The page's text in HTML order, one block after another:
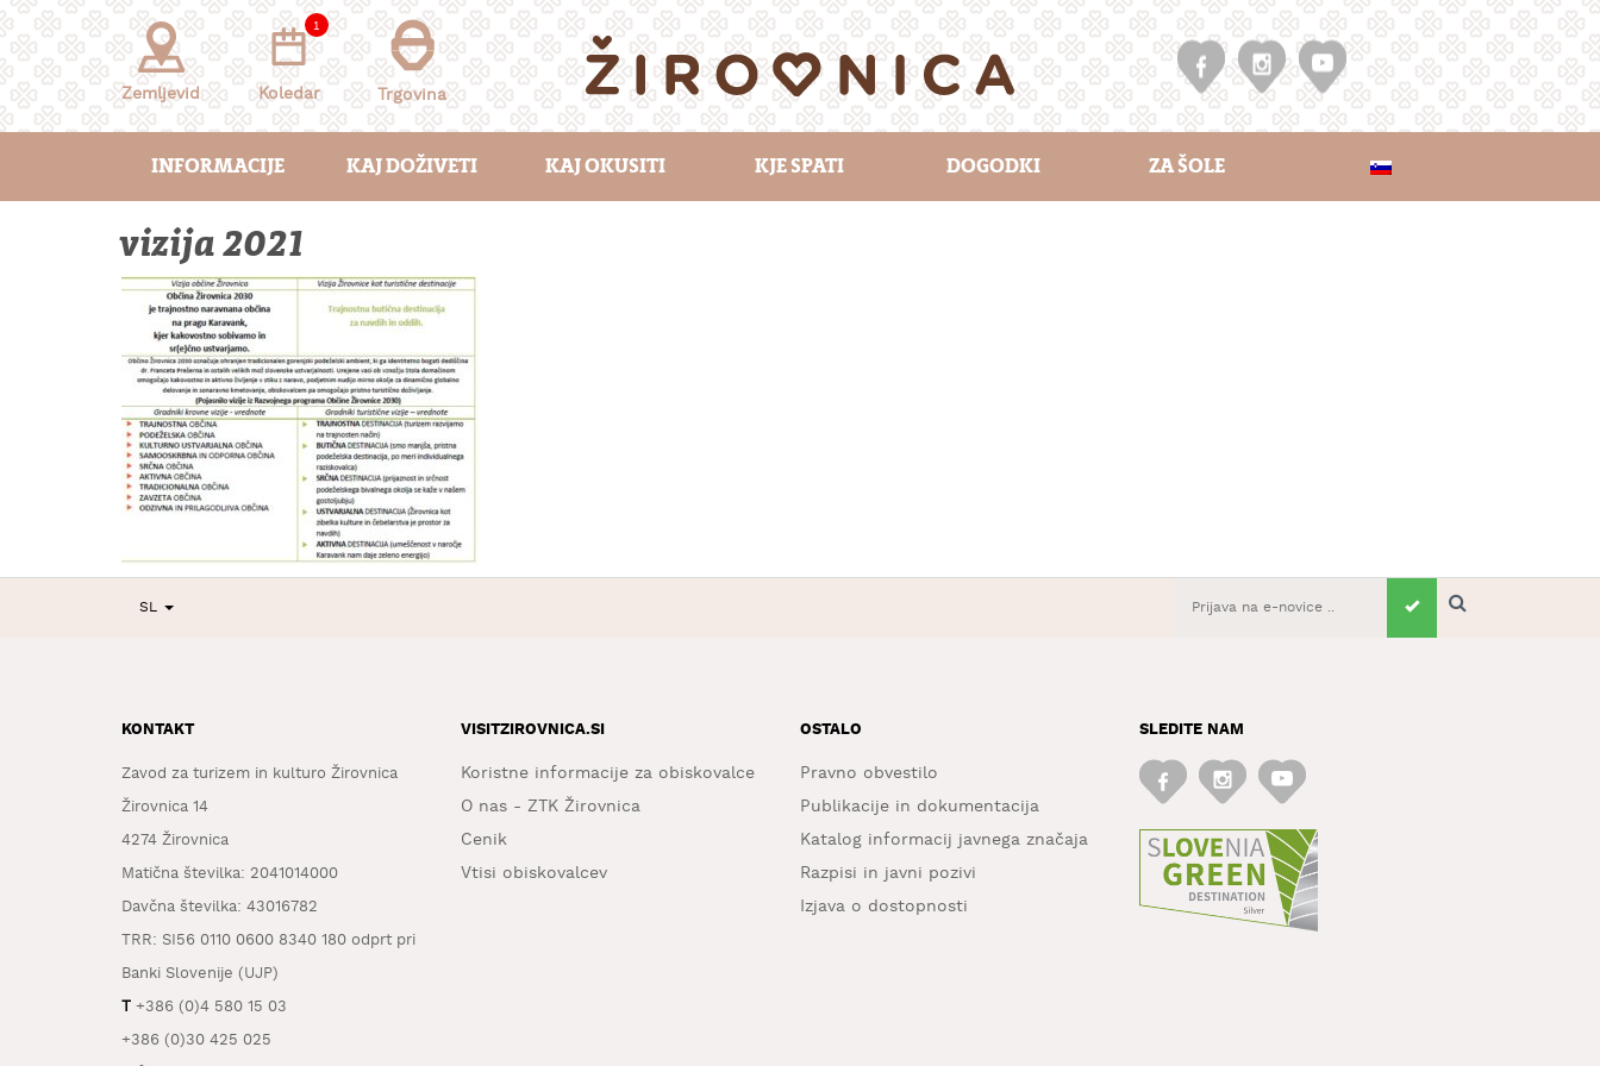
Zemljevid
1
Koledar Trgovina
INFORMACIJE KAJ DOŽIVETI KAJ OKUSITI KJE SPATI DOGODKI ZA ŠOLE
vizija 2021
SL
KONTAKT
Zavod za turizem in kulturo Žirovnica
Žirovnica 14
4274 Žirovnica
Matična številka: 2041014000
Davčna številka: 43016782
TRR: SI56 0110 0600 8340 180 odprt pri
Banki Slovenije (UJP)
T +386 (0)4 580 15 03
+386 (0)30 425 025
VISITZIROVNICA.SI
Koristne informacije za obiskovalce
O nas - ZTK Žirovnica
Cenik
Vtisi obiskovalcev
OSTALO
Pravno obvestilo
Publikacije in dokumentacija
Katalog informacij javnega značaja
Razpisi in javni pozivi
Izjava o dostopnosti
SLEDITE NAM